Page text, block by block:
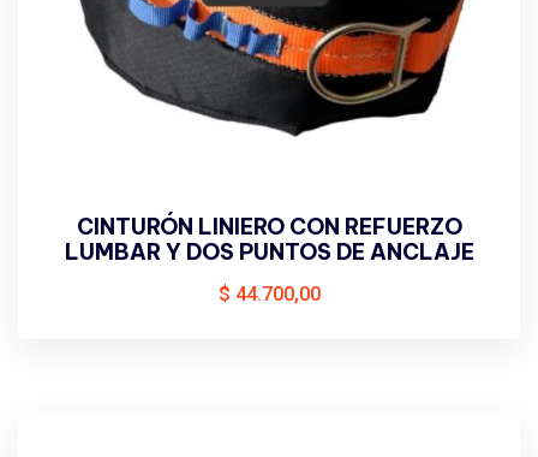
CINTURÓN LINIERO CON REFUERZO
LUMBAR Y DOS PUNTOS DE ANCLAJE
$ 44.700,00